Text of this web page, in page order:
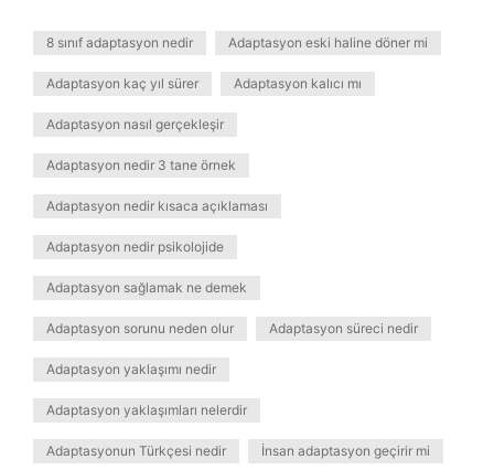
8 sınıf adaptasyon nedir Adaptasyon eski haline döner mi
Adaptasyon kaç yıl sürer Adaptasyon kalıcı mı
Adaptasyon nasıl gerçekleşir
Adaptasyon nedir 3 tane örnek
Adaptasyon nedir kısaca açıklaması
Adaptasyon nedir psikolojide
Adaptasyon sağlamak ne demek
Adaptasyon sorunu neden olur Adaptasyon süreci nedir
Adaptasyon yaklaşımı nedir
Adaptasyon yaklaşımları nelerdir
Adaptasyonun Türkçesi nedir İnsan adaptasyon geçirir mi